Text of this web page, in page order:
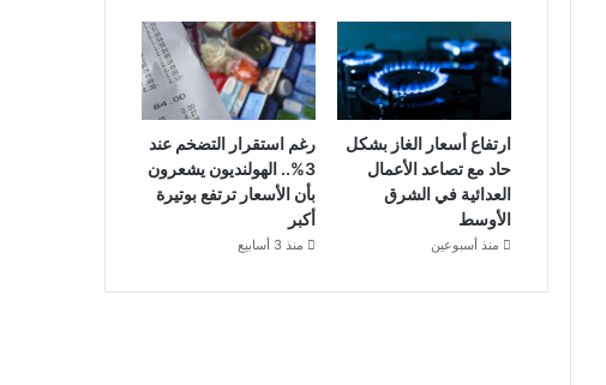
ارتفاع أسعار الغاز بشكل
حاد مع تصاعد الأعمال
العدائية في الشرق
الأوسط
منذ أسبوعين
رغم استقرار التضخم عند
3%.. الهولنديون يشعرون
بأن الأسعار ترتفع بوتيرة
أكبر
منذ 3 أسابيع